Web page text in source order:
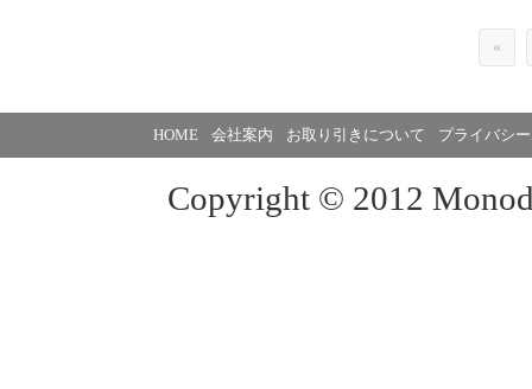
«
HOME 会社案内 お取り引きについて プライバシ
Copyright © 2012